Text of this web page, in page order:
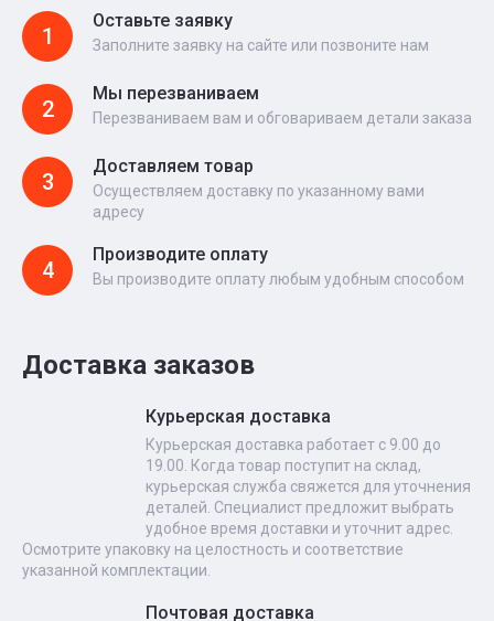
1
Оставьте заявку
Заполните заявку на сайте или позвоните нам
2
Мы перезваниваем
Перезваниваем вам и обговариваем детали заказа
3
Доставляем товар
Осуществляем доставку по указанному вами
адресу
4
Производите оплату
Вы производите оплату любым удобным способом
Доставка заказов
Курьерская доставка
Курьерская доставка работает с 9.00 до
19.00. Когда товар поступит на склад,
курьерская служба свяжется для уточнения
деталей. Специалист предложит выбрать
удобное время доставки и уточнит адрес.
Осмотрите упаковку на целостность и соответствие
указанной комплектации.
Почтовая доставка